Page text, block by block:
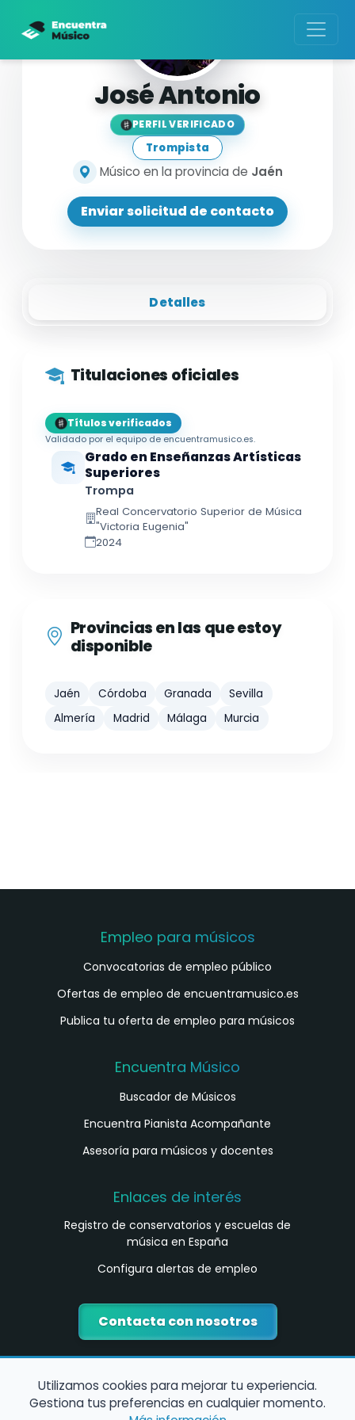
José Antonio
PERFIL VERIFICADO
Trompista
Músico en la provincia de Jaén
Enviar solicitud de contacto
Detalles
Titulaciones oficiales
Títulos verificados
Validado por el equipo de encuentramusico.es.
Grado en Enseñanzas Artísticas
Superiores
Trompa
Real Concervatorio Superior de Música
"Victoria Eugenia"
2024
Provincias en las que estoy
disponible
Jaén Córdoba Granada
Sevilla
Almería
Madrid Málaga Murcia
Empleo para músicos
Convocatorias de empleo público
Ofertas de empleo de encuentramusico.es
Publica tu oferta de empleo para músicos
Encuentra Músico
Buscador de Músicos
Encuentra Pianista Acompañante
Asesoría para músicos y docentes
Enlaces de interés
Registro de conservatorios y escuelas de
música en España
Configura alertas de empleo
Contacta con nosotros
Utilizamos cookies para mejorar tu experiencia.
Gestiona tus preferencias en cualquier momento.